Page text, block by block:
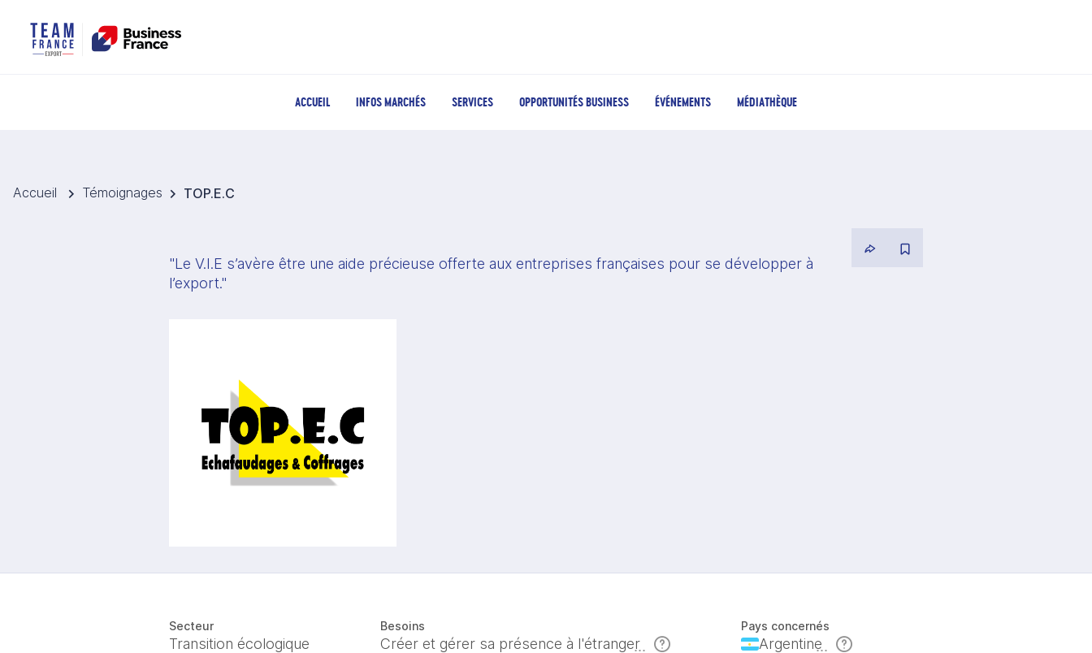
ACCUEIL INFOS MARCHÉS SERVICES OPPORTUNITÉS BUSINESS ÉVÉNEMENTS MÉDIATHÈQUE
Accueil Témoignages TOP.E.C
"Le V.I.E s’avère être une aide précieuse offerte aux entreprises françaises pour se développer à
l’export."
Secteur
Transition écologique
Besoins
Créer et gérer sa présence à l'étranger
Pays concernés
Argentine